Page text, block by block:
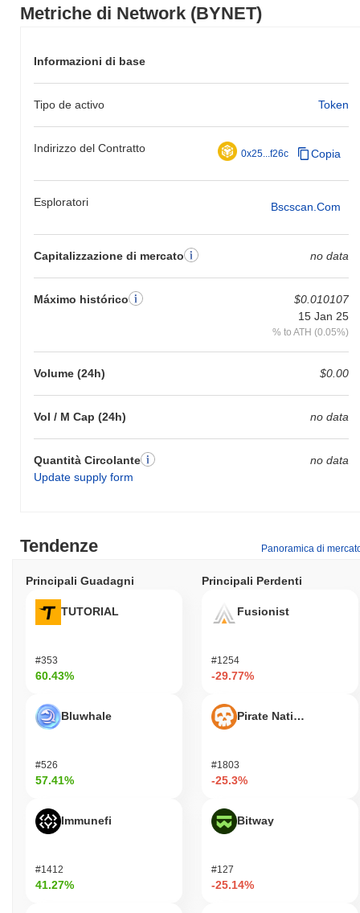
Metriche di Network (BYNET)
Informazioni di base
Tipo de activo Token
Indirizzo del Contratto 0x25...f26c Copia
Esploratori Bscscan.com
Capitalizzazione di mercato no data
Máximo histórico
$0.010107
15 Jan 25
% to ATH (0.05%)
Volume (24h) $0.00
Vol / M Cap (24h) no data
Quantità Circolante
Update supply form
no data
Tendenze Panoramica di
Principali Guadagni
TUTORIAL
#353
60.43%
Bluwhale
#526
57.41%
Immunefi
#1412
41.27%
Principali Perdenti
Fusionist
#1254
-29.77%
Pirate Nation Token
#1803
-25.3%
Bitway
#127
-25.14%